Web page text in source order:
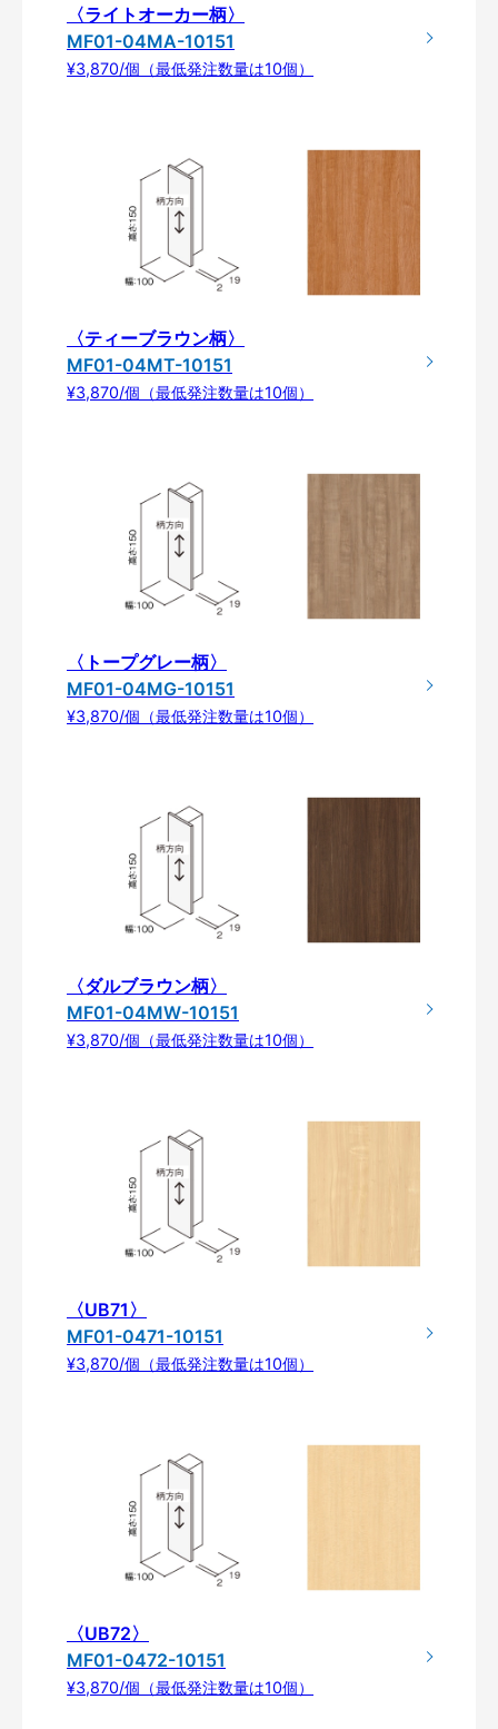
〈ライトオーカー柄〉
MF01-04MA-10151
¥3,870/個（最低発注数量は10個）
〈ティーブラウン柄〉
MF01-04MT-10151
¥3,870/個（最低発注数量は10個）
〈トープグレー柄〉
MF01-04MG-10151
¥3,870/個（最低発注数量は10個）
〈ダルブラウン柄〉
MF01-04MW-10151
¥3,870/個（最低発注数量は10個）
〈UB71〉
MF01-0471-10151
¥3,870/個（最低発注数量は10個）
〈UB72〉
MF01-0472-10151
¥3,870/個（最低発注数量は10個）